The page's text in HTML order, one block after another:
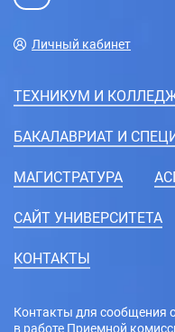
Личный кабинет
ТЕХНИКУМ И
БАКАЛАВРИАТ И
МАГИСТРАТУРА
CАЙТ УНИВЕРСИТЕТА
КОНТАКТЫ
Контакты для сообщения
в работе Приемной